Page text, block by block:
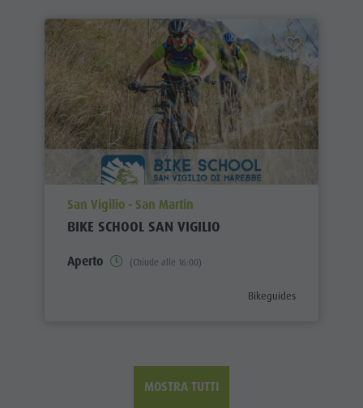
aria.poi_location_prefix
San Vigilio - San Martin
BIKE SCHOOL SAN VIGILIO
Aperto (Chiude alle 16:00)
aria.poi_category_prefix
Bikeguides
MOSTRA TUTTI